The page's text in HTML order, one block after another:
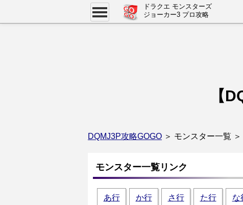
ドラクエ モンスターズ
ジョーカー3 プロ攻略
【
DQMJ3P攻略GOGO ＞ モンスター一覧
モンスター一覧リンク
あ行 か行 さ行 た行 な